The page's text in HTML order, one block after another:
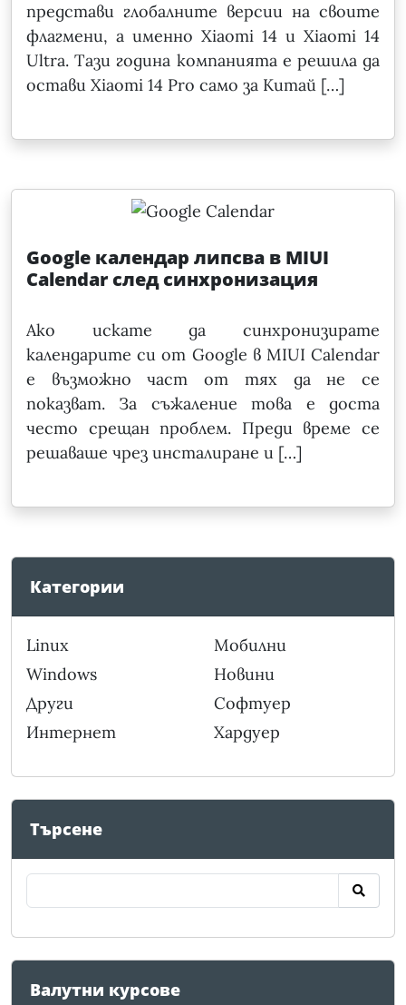
представи глобалните версии на своите
флагмени, а именно Xiaomi 14 и Xiaomi 14
Ultra. Тази година компанията е решила да
остави Xiaomi 14 Pro само за Китай […]
Google календар липсва в MIUI
Calendar след синхронизация
Ако искате да синхронизирате
календарите си от Google в MIUI Calendar
е възможно част от тях да не се
показват. За съжаление това е доста
често срещан проблем. Преди време се
решаваше чрез инсталиране и […]
Категории
Linux
Windows
Други
Интернет
Мобилни
Новини
Софтуер
Хардуер
Търсене
Валутни курсове